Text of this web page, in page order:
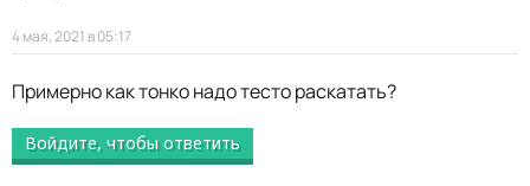
4 мая, 2021 в 05:17
Примерно как тонко надо тесто раскатать?
Войдите, чтобы ответить